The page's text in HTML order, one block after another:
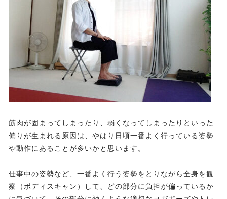
筋肉が固まってしまったり、弱くなってしまったりといった
偏りが生まれる原因は、やはり日頃一番よく行っている姿勢
や動作にあることが多いかと思います。
仕事中の姿勢など、一番よく行う姿勢をとりながら全身を観
察（ボディスキャン）して、どの部分に負担が偏っているか